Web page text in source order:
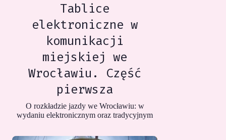
Tablice
elektroniczne w
komunikacji
miejskiej we
Wrocławiu. Część
pierwsza
O rozkładzie jazdy we Wrocławiu: w
wydaniu elektronicznym oraz tradycyjnym